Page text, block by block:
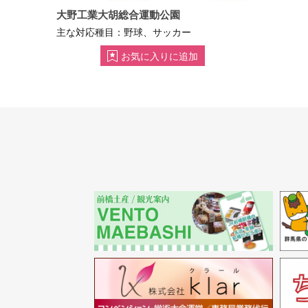
大野工業大胡総合運動公園
主な対応種目：野球、サッカー